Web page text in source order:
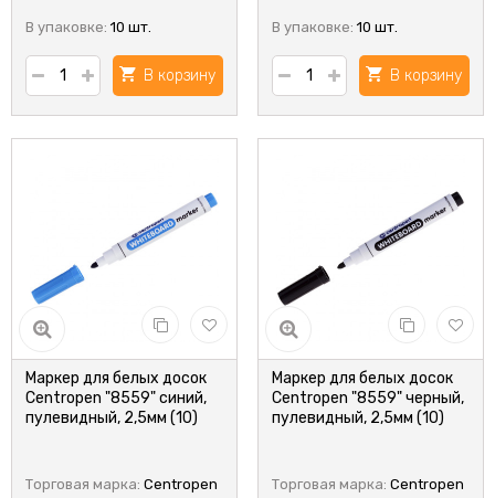
В упаковке: 10 шт.
В корзину
В упаковке: 10 шт.
В корзину
Маркер для белых досок
Centropen "8559" синий,
пулевидный, 2,5мм (10)
Торговая марка: Centropen
Маркер для белых досок
Centropen "8559" черный,
пулевидный, 2,5мм (10)
Торговая марка: Centropen